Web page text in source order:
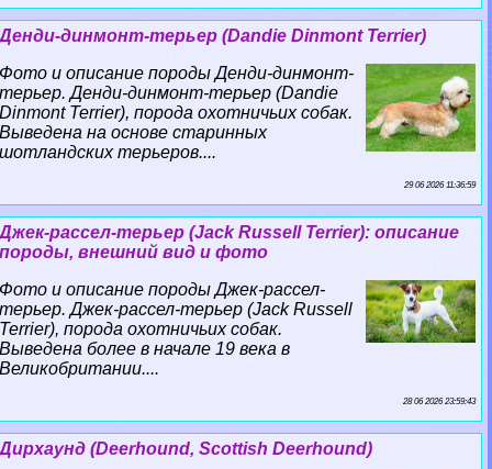
Денди-динмонт-терьер (Dandie Dinmont Terrier)
Фото и описание породы Денди-динмонт-
терьер. Денди-динмонт-терьер (Dandie
Dinmont Terrier), порода охотничьих собак.
Выведена на основе старинных
шотландских терьеров....
29 06 2026 11:36:59
Джек-рассел-терьер (Jack Russell Terrier): описание
породы, внешний вид и фото
Фото и описание породы Джек-рассел-
терьер. Джек-рассел-терьер (Jack Russell
Terrier), порода охотничьих собак.
Выведена более в начале 19 века в
Великобритании....
28 06 2026 23:59:43
Дирхаунд (Deerhound, Scottish Deerhound)